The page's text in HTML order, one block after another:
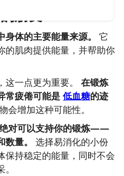
朋友
体的主要能量来源。
它
的肌肉提供能量，并帮助你
一点更为重要。 在锻炼
常疲倦可能是 低血糖的迹
会增加这种可能性。
对可以支持你的锻炼——
量。
选择易消化的小份
保持稳定的能量，同时不会